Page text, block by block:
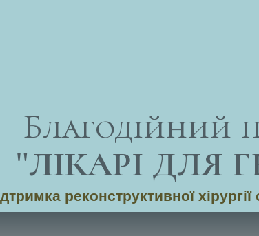
Благодійний
"ЛІКАРІ ДЛЯ
реконструктивної